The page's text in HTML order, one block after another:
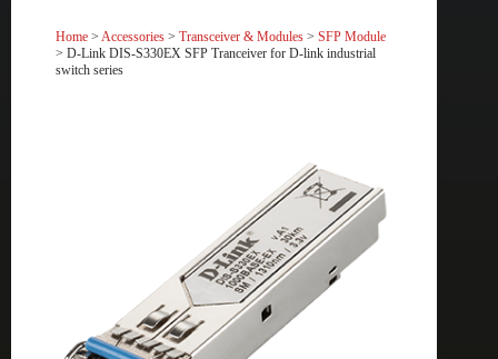
Home > Accessories > Transceiver & Modules > SFP Module
> D-Link DIS-S330EX SFP Tranceiver for D-link industrial
switch series